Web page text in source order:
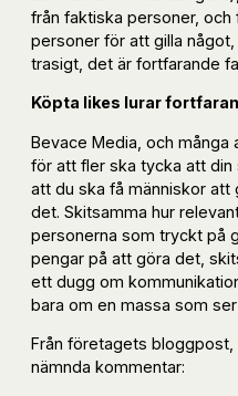
från faktiska personer,
personer för att gilla
trasigt, det är fortfarande
Köpta likes lurar
Bevace Media, och många
för att fler ska tycka att din
att du ska få människor att
det. Skitsamma hur
personerna som tryckt på
pengar på att göra det,
ett dugg om
bara om en massa som
Från företagets
nämnda kommentar: